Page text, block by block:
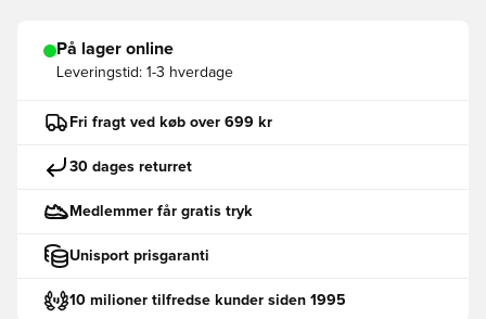
På lager online
Leveringstid: 1-3 hverdage
Fri fragt ved køb over 699 kr
30 dages returret
Medlemmer får gratis tryk
Unisport prisgaranti
10 milioner tilfredse kunder siden 1995